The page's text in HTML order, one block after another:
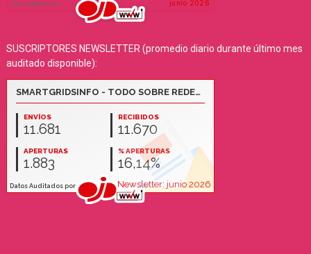
SUSCRIPTORES NEWSLETTER (promedio diario durante último mes
auditado disponible):